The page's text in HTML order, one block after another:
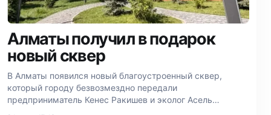
Алматы получил в подарок
новый сквер
В Алматы появился новый благоустроенный сквер,
который городу безвозмездно передали
предприниматель Кенес Ракишев и эколог Асель